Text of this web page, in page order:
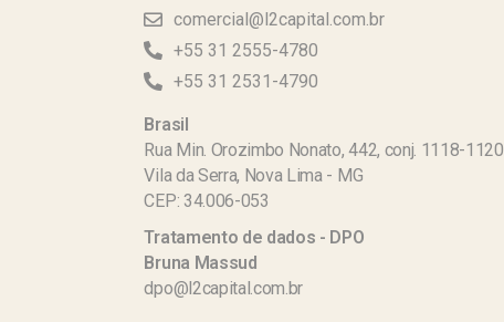
comercial@l2capital.com.br
+55 31 2555-4780
+55 31 2531-4790
Brasil
Rua Min. Orozimbo Nonato, 442, conj. 1118-1120
Vila da Serra, Nova Lima - MG
CEP: 34.006-053
Tratamento de dados - DPO
Bruna Massud
dpo@l2capital.com.br